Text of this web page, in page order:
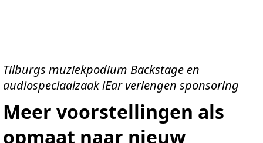
Tilburgs muziekpodium Backstage en
audiospeciaalzaak iEar verlengen sponsoring
Meer voorstellingen als
opmaat naar nieuw